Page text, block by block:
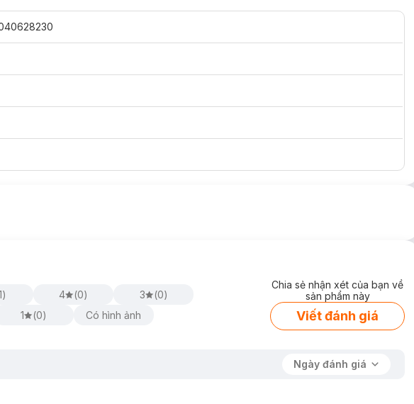
) 4 (0) 3 (0)
1 (0) Có hình ảnh
Chia sẻ nhận xét của bạn về
sản phẩm này
Viết đánh giá
Ngày đánh giá